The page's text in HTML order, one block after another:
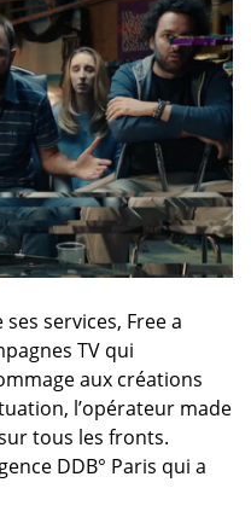
services, Free a
TV qui
aux créations
l’opérateur made
tous les fronts.
DDB° Paris qui a